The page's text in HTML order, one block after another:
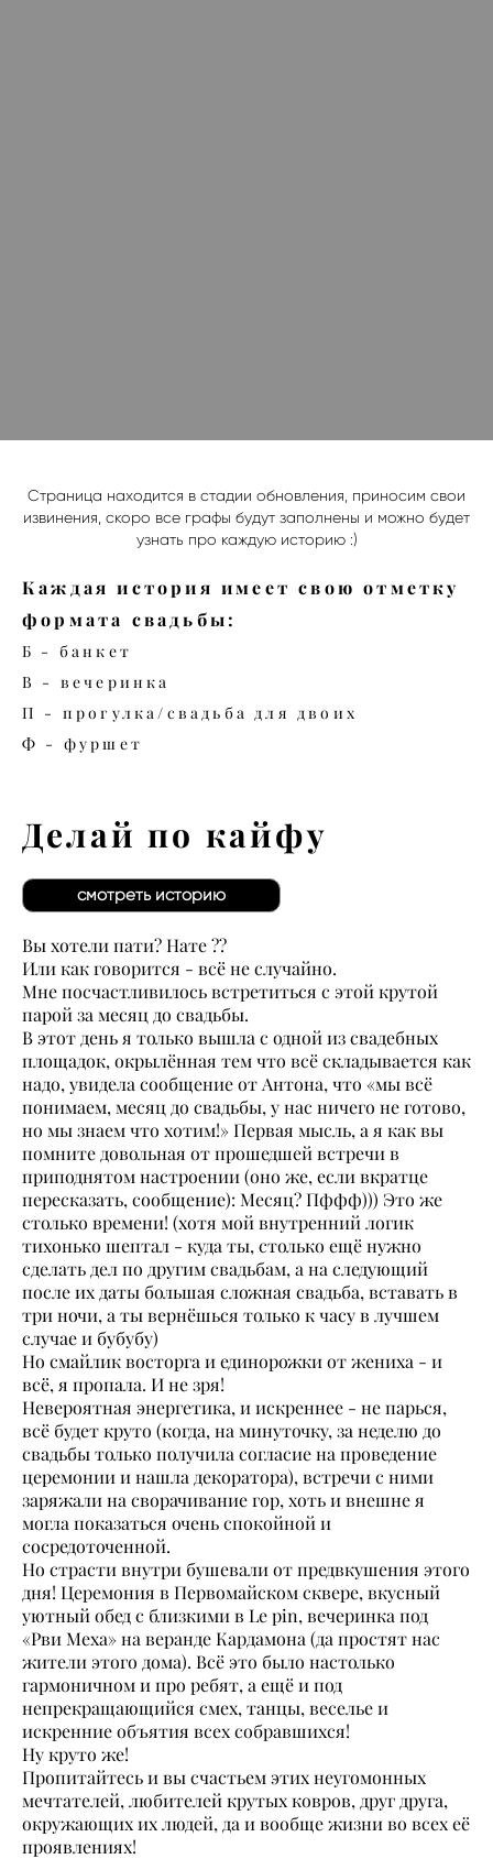
Страница находится в стадии обновления, приносим свои
извинения, скоро все графы будут заполнены и можно будет
узнать про каждую историю :)
Каждая история имеет свою отметку
формата свадьбы:
Б - банкет
В - вечеринка
П - прогулка/свадьба для двоих
Ф - фуршет
Делай по кайфу
смотреть историю
Вы хотели пати? Нате ??
Или как говорится - всё не случайно.
Мне посчастливилось встретиться с этой крутой
парой за месяц до свадьбы.
В этот день я только вышла с одной из свадебных
площадок, окрылённая тем что всё складывается как
надо, увидела сообщение от Антона, что «мы всё
понимаем, месяц до свадьбы, у нас ничего не готово,
но мы знаем что хотим!» Первая мысль, а я как вы
помните довольная от прошедшей встречи в
приподнятом настроении (оно же, если вкратце
пересказать, сообщение): Месяц? Пффф))) Это же
столько времени! (хотя мой внутренний логик
тихонько шептал - куда ты, столько ещё нужно
сделать дел по другим свадьбам, а на следующий
после их даты большая сложная свадьба, вставать в
три ночи, а ты вернёшься только к часу в лучшем
случае и бубубу)
Но смайлик восторга и единорожки от жениха - и
всё, я пропала. И не зря!
Невероятная энергетика, и искреннее - не парься,
всё будет круто (когда, на минуточку, за неделю до
свадьбы только получила согласие на проведение
церемонии и нашла декоратора), встречи с ними
заряжали на сворачивание гор, хоть и внешне я
могла показаться очень спокойной и
сосредоточенной.
Но страсти внутри бушевали от предвкушения этого
дня! Церемония в Первомайском сквере, вкусный
уютный обед с близкими в Le pin, вечеринка под
«Рви Меха» на веранде Кардамона (да простят нас
жители этого дома). Всё это было настолько
гармоничном и про ребят, а ещё и под
непрекращающийся смех, танцы, веселье и
искренние объятия всех собравшихся!
Ну круто же!
Пропитайтесь и вы счастьем этих неугомонных
мечтателей, любителей крутых ковров, друг друга,
окружающих их людей, да и вообще жизни во всех её
проявлениях!